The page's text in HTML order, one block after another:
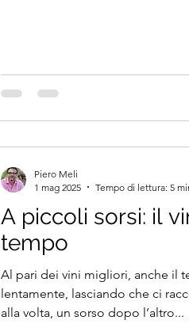
A piccoli sorsi: il
tempo
Al pari dei vini migliori, anche il
lentamente, lasciando che ci
alla volta, un sorso dopo l’altro...
Piero Meli
1 mag 2025
Tempo di lettura: 5